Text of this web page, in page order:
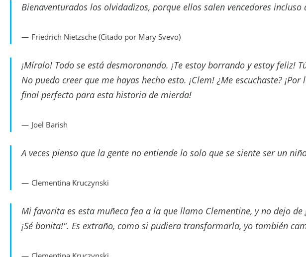
Bienaventurados los olvidadizos, porque ellos salen vencedores incluso
Friedrich Nietzsche (Citado por Mary Svevo)
¡Míralo! Todo se está desmoronando. ¡Te estoy borrando y estoy feliz!
No puedo creer que me hayas hecho esto. ¡Clem! ¿Me escuchaste?
final perfecto para esta historia de mierda!
Joel Barish
A veces pienso que la gente no entiende lo solo que se siente ser un
Clementina Kruczynski
Mi favorita es esta muñeca fea a la que llamo Clementine, y no dejo de
¡Sé bonita!". Es extraño, como si pudiera transformarla, yo también